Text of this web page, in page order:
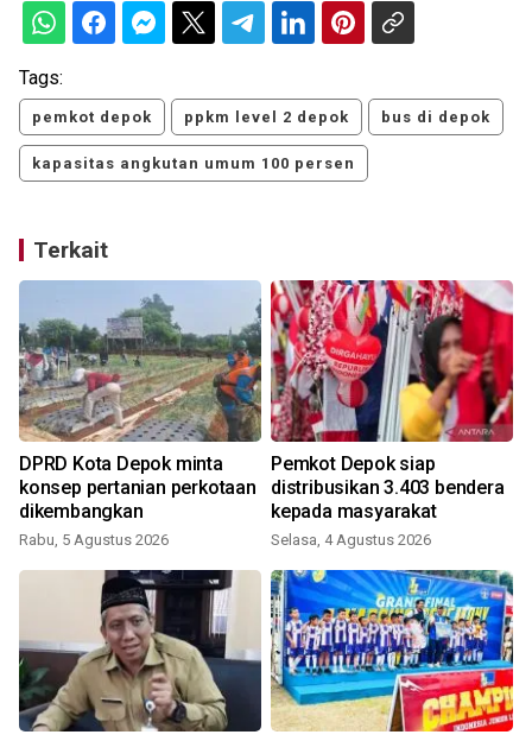
Tags:
pemkot depok ppkm level 2 depok bus di depok
kapasitas angkutan umum 100 persen
Terkait
DPRD Kota Depok minta
konsep pertanian perkotaan
dikembangkan
Rabu, 5 Agustus 2026
Pemkot Depok siap
distribusikan 3.403 bendera
kepada masyarakat
Selasa, 4 Agustus 2026